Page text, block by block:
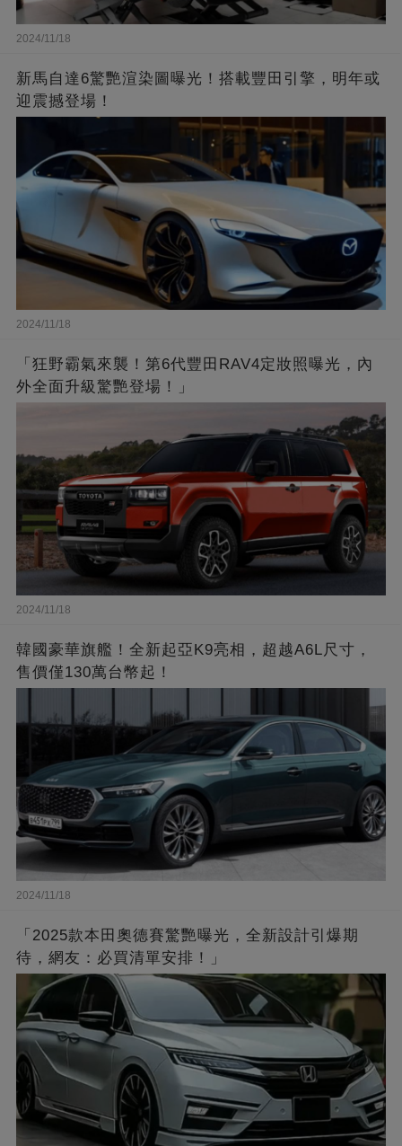
2024/11/18
新馬自達6驚艷渲染圖曝光！搭載豐田引擎，明年或
迎震撼登場！
2024/11/18
「狂野霸氣來襲！第6代豐田RAV4定妝照曝光，內
外全面升級驚艷登場！」
2024/11/18
韓國豪華旗艦！全新起亞K9亮相，超越A6L尺寸，
售價僅130萬台幣起！
2024/11/18
「2025款本田奧德賽驚艷曝光，全新設計引爆期
待，網友：必買清單安排！」